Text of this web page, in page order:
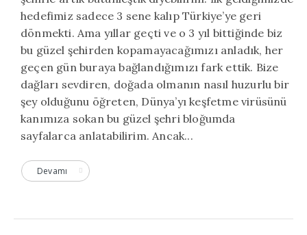
hedefimiz sadece 3 sene kalıp Türkiye’ye geri
dönmekti. Ama yıllar geçti ve o 3 yıl bittiğinde biz
bu güzel şehirden kopamayacağımızı anladık, her
geçen gün buraya bağlandığımızı fark ettik. Bize
dağları sevdiren, doğada olmanın nasıl huzurlu bir
şey olduğunu öğreten, Dünya’yı keşfetme virüsünü
kanımıza sokan bu güzel şehri bloğumda
sayfalarca anlatabilirim. Ancak...
Devamı